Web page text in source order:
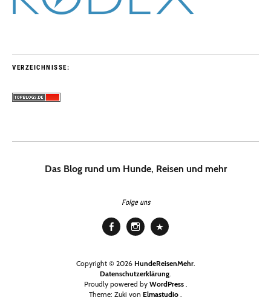
VERZEICHNISSE:
Das Blog rund um Hunde, Reisen und mehr
Folge uns
Copyright © 2026 HundeReisenMehr
Datenschutzerklärung
Proudly powered by WordPress
Theme: Zuki von Elmastudio